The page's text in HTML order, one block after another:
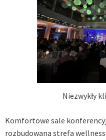
Niezwykły
Komfortowe sale
rozbudowana strefa